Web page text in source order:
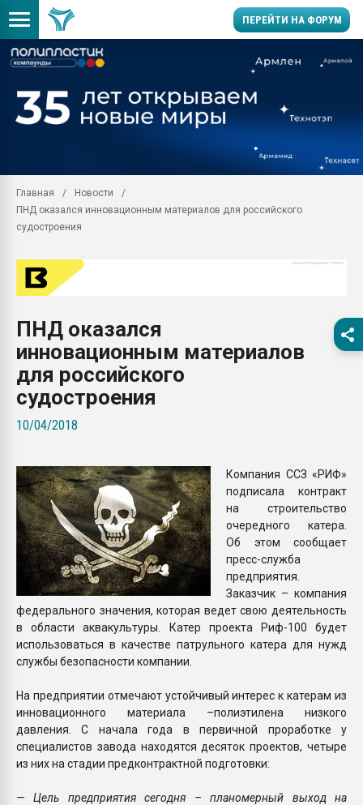
ПЕРЕЙТИ НА ФОРУМ
производство SPC
заводу пластмасс"
28.07.2026
ситуацией на
Главная
Новости
ПНД оказался инновационным материалов для российского
судостроения
ПНД оказался
инновационным материалов
для российского
судостроения
10/04/2018
Компания ССЗ «РИФ»
подписала контракт
на строительство
очередного катера.
Об этом сообщает
пресс-служба
предприятия.
Заказчик – компания
федерального значения, которая ведет свою деятельность
в области аквакультуры. Катер проекта Риф-100 будет
использоваться в качестве патрульного катера для нужд
службы безопасности компании.
На предприятии отмечают устойчивый интерес к катерам из
инновационного материала –полиэтилена низкого
давления. С начала года в первичной проработке у
специалистов завода находятся десяток проектов, четыре
из них на стадии предконтрактной подготовки:
— Цель предприятия сегодня – планомерный выход на